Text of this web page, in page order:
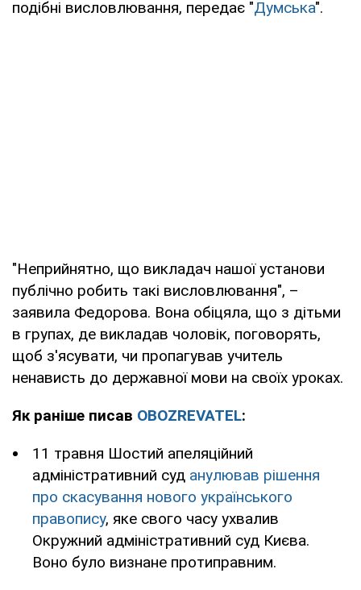
подібні висловлювання, передає "Думська".
"Неприйнятно, що викладач нашої установи
публічно робить такі висловлювання", –
заявила Федорова. Вона обіцяла, що з дітьми
в групах, де викладав чоловік, поговорять,
щоб з'ясувати, чи пропагував учитель
ненависть до державної мови на своїх уроках.
Як раніше писав OBOZREVATEL:
11 травня Шостий апеляційний
адміністративний суд анулював рішення
про скасування нового українського
правопису, яке свого часу ухвалив
Окружний адміністративний суд Києва.
Воно було визнане протиправним.